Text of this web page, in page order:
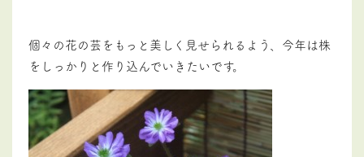
個々の花の芸をもっと美しく見せられるよう、今年は株
をしっかりと作り込んでいきたいです。